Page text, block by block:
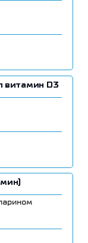
витамин D3